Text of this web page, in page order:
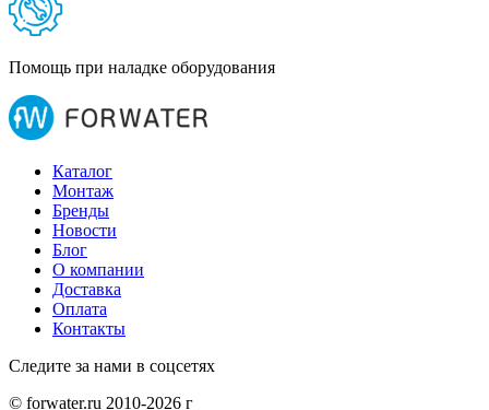
Помощь при наладке оборудования
Каталог
Монтаж
Бренды
Новости
Блог
О компании
Доставка
Оплата
Контакты
Следите за нами в соцсетях
© forwater.ru 2010-2026 г